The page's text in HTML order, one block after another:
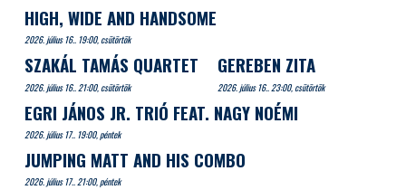
HIGH, WIDE AND HANDSOME
2026. július 16.. 19:00, csütörtök
SZAKÁL TAMÁS QUARTET
2026. július 16.. 21:00, csütörtök
GEREBEN ZITA
2026. július 16.. 23:00, csütörtök
EGRI JÁNOS JR. TRIÓ FEAT. NAGY NOÉMI
2026. július 17.. 19:00, péntek
JUMPING MATT AND HIS COMBO
2026. július 17.. 21:00, péntek